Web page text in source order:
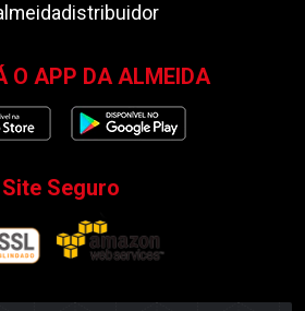
O APP DA ALMEIDA
Site Seguro